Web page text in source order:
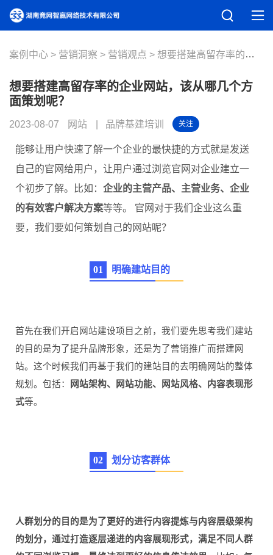
案例中心 营销洞察 营销观点 想要搭建高留存率的企业网站，该从哪几个方面策划呢？
想要搭建高留存率的企业网站，该从哪几个方
面策划呢？
2023-08-07 网站 品牌基建培训 关注
能够让用户快速了解一个企业的最快捷的方式就是发送
自己的官网给用户，让用户通过浏览官网对企业建立一
个初步了解。比如： 企业的主营产品、主营业务、企业
的有效客户解决方案等等。 官网对于我们企业这么重
要，我们要如何策划自己的网站呢？
01 明确建站目的
首先在我们开启网站建设项目之前，我们要先思考我们建站
的目的是为了提升品牌形象，还是为了营销推广而搭建网
站。这个时候我们再基于我们的建站目的去明确网站的整体
规划。包括：
网站架构、网站功能、网站风格、内容表现形
式等。
02 划分访客群体
人群划分的目的是为了更好的进行内容提炼与内容层级架构
的划分，通过打造逐层递进的内容展现形式，满足不同人群